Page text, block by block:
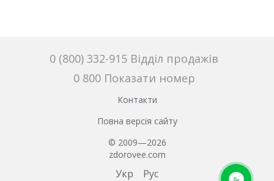
0 (800) 332-915 Відділ продажів
0 800 Показати номер
Контакти
Повна версія сайту
© 2009—2026
zdorovee.com
Укр Рус